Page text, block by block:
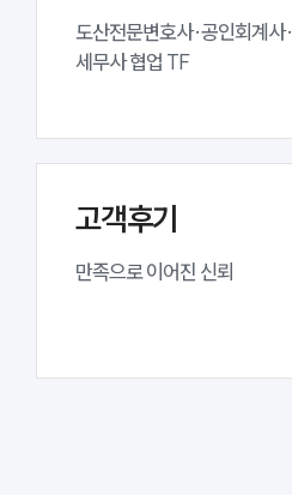
도산전문변호사·공인회계사·
세무사 협업 TF
고객후기
만족으로 이어진 신뢰